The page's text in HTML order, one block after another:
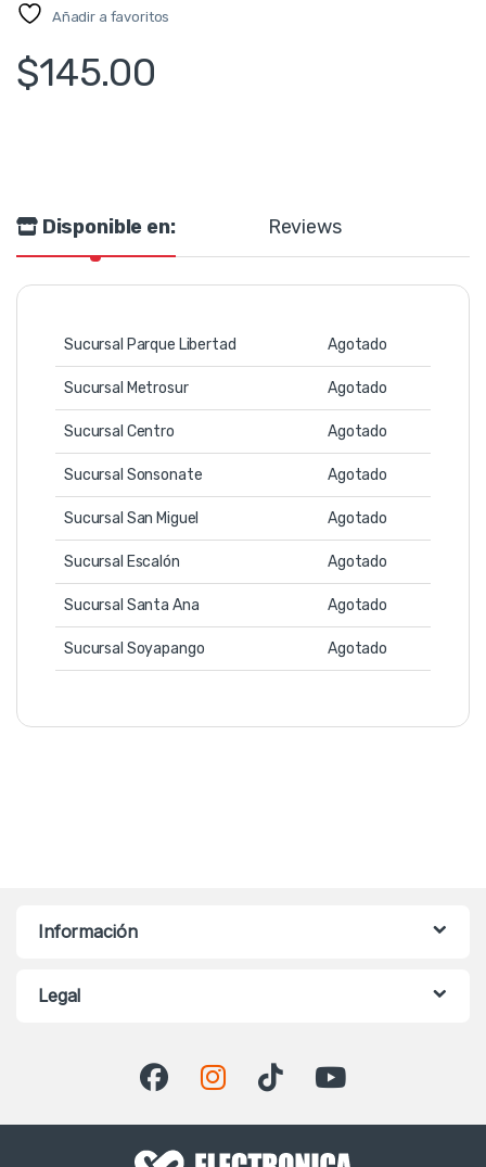
Añadir a favoritos
$145.00
Disponible en: Reviews
Sucursal Parque Libertad Agotado
Sucursal Metrosur Agotado
Sucursal Centro Agotado
Sucursal Sonsonate Agotado
Sucursal San Miguel Agotado
Sucursal Escalón Agotado
Sucursal Santa Ana Agotado
Sucursal Soyapango Agotado
Información
Legal